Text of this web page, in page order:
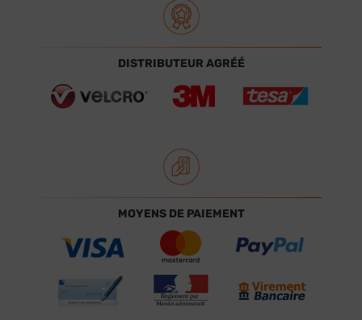
DISTRIBUTEUR AGRÉÉ
MOYENS DE PAIEMENT